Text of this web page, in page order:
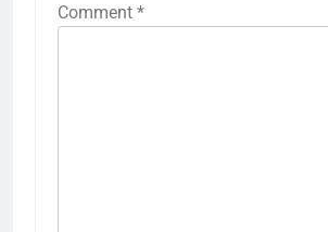
Comment *